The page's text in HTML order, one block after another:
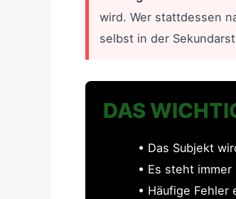
wird. Wer stattdessen
selbst in der
DAS
• Das Subjekt
• Es steht
• Häufige Fehler